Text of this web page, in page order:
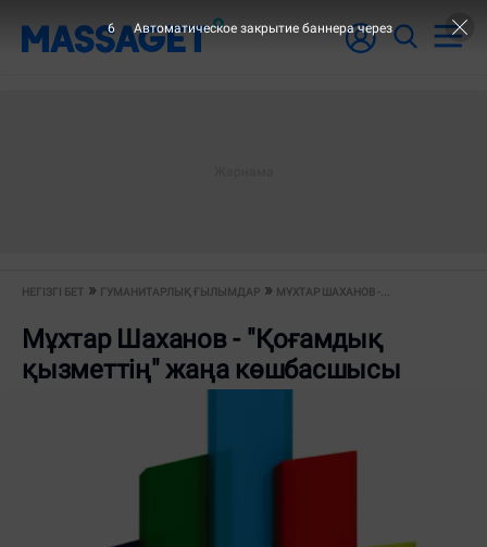
НЕГІЗГІ БЕТ ГУМАНИТАРЛЫҚ ҒЫЛЫМДАР МҰХТАР ШАХАНОВ -...
Мұхтар Шаханов - "Қоғамдық
қызметтің" жаңа көшбасшысы
6 Автоматическое закрытие баннера через